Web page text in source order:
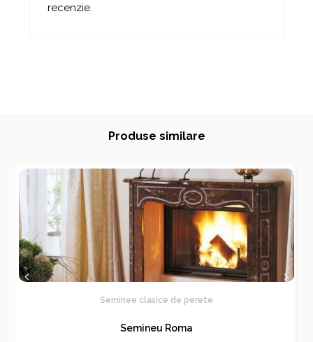
recenzie.
Produse similare
Seminee clasice de perete
Semineu Roma